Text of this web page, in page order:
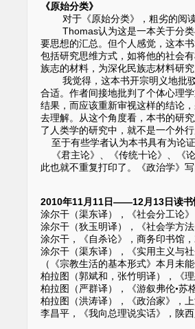
《原始分类》
对于《原始分类》，粗劣的阅读
Thomas认为这是一本关于分类
要思想的汇总。但个人感觉，这本
包括研究思维方式，如将他的社会
族志的材料，为深化民族志材料研
我觉得，这本书开宗明义地批驳
合适。作者间接地批判了个体心理
结果，而应该重新审视这样的结论
去理解。从这个角度看，本书的研
了人类学的研究中，就不是一个外
至于有些学者认为本书具有为论
《君主论》、《传统十论》、《
此也就不重复打印了。《政治学》
2010年11月11日——12月13日读书
涂尔干（渠东译），《社会分工论
涂尔干（狄玉明译），《社会学方
涂尔干，《自杀论》，商务印书馆
涂尔干（渠东译），《实用主义与
（《宗教生活的基本形式》本月未
柏拉图（郭斌和，张竹明译），《
柏拉图（严群译），《游叙弗伦•苏
柏拉图（洪涛译），《政治家》，
李昌平，《我向总理说实话》，陕